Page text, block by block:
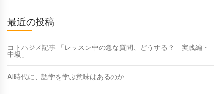
最近の投稿
コトハジメ記事 「レッスン中の急な質問、どうする？―実践編・
中級」
AI時代に、語学を学ぶ意味はあるのか